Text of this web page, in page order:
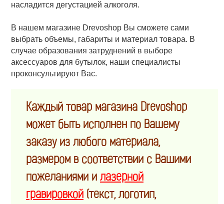
насладится дегустацией алкоголя.
В нашем магазине Drevoshop Вы сможете сами
выбрать объемы, габариты и материал товара. В
случае образования затруднений в выборе
аксессуаров для бутылок, наши специалисты
проконсультируют Вас.
Каждый товар магазина Drevoshop
может быть исполнен по Вашему
заказу из любого материала,
размером в соответствии с Вашими
пожеланиями и лазерной
гравировкой (текст, логотип,